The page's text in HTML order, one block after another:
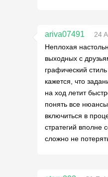
ariva07491
24
Неплохая
выходных с
графический
кажется, что
на ход летит
понять все
включиться в
стратегий вполне
сложно не